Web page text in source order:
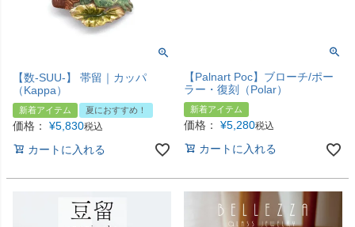
【数-SUU-】 帯留｜カッパ
（Kappa）
新着アイテム 夏におすすめ！
価格： ¥5,830税込
カートに入れる
【Palnart Poc】ブローチ/ポー
ラー・復刻（Polar）
新着アイテム
価格： ¥5,280税込
カートに入れる